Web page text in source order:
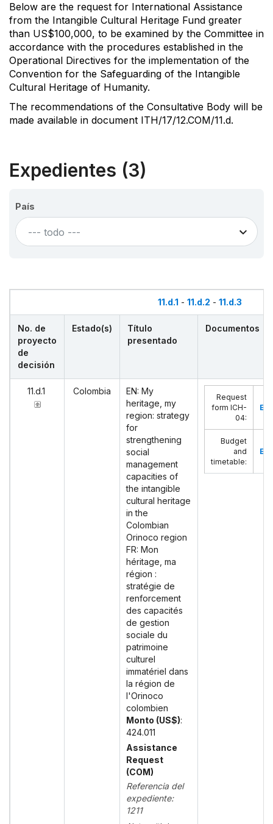
Below are the request for International Assistance
from the Intangible Cultural Heritage Fund greater
than US$100,000, to be examined by the Committee in
accordance with the procedures established in the
Operational Directives for the implementation of the
Convention for the Safeguarding of the Intangible
Cultural Heritage of Humanity.
The recommendations of the Consultative Body will be
made available in document ITH/17/12.COM/11.d.
Expedientes (3)
País
--- todo ---
11.d.1 - 11.d.2 - 11.d.3
No. de
proyecto
de
decisión
Estado(s)
Título
presentado
Documentos
11.d.1 Colombia
EN: My
heritage, my
region: strategy
for
strengthening
social
management
capacities of
the intangible
cultural heritage
in the
Colombian
Orinoco region
FR: Mon
héritage, ma
région :
stratégie de
renforcement
des capacités
de gestion
sociale du
patrimoine
culturel
immatériel dans
la région de
l'Orinoco
colombien
Monto (US$):
424.011
Assistance
Request
(COM)
Referencia del
expediente:
1211
Request
form ICH-
04:
Budget
and
timetable: